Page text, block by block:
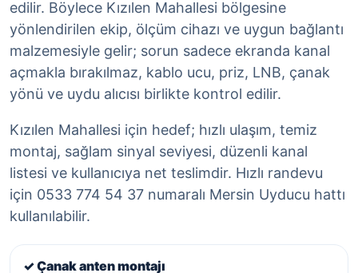
edilir. Böylece Kızılen Mahallesi bölgesine
yönlendirilen ekip, ölçüm cihazı ve uygun bağlantı
malzemesiyle gelir; sorun sadece ekranda kanal
açmakla bırakılmaz, kablo ucu, priz, LNB, çanak
yönü ve uydu alıcısı birlikte kontrol edilir.
Kızılen Mahallesi için hedef; hızlı ulaşım, temiz
montaj, sağlam sinyal seviyesi, düzenli kanal
listesi ve kullanıcıya net teslimdir. Hızlı randevu
için 0533 774 54 37 numaralı Mersin Uyducu hattı
kullanılabilir.
✓ Çanak anten montajı